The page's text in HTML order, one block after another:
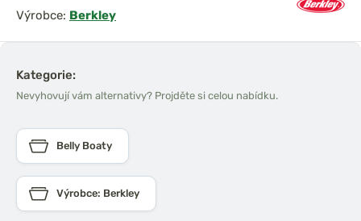
Výrobce: Berkley
Kategorie:
Nevyhovují vám alternativy? Projděte si celou nabídku.
Belly Boaty
Výrobce: Berkley